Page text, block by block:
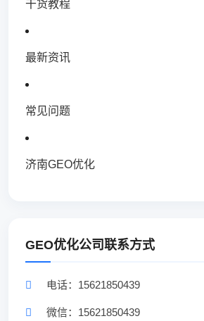
干货教程
最新资讯
常见问题
济南GEO优化
GEO优化公司联系方式
电话：15621850439
微信：15621850439